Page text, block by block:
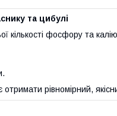
та цибулі
кількості фосфору та
отримати рівномірний,